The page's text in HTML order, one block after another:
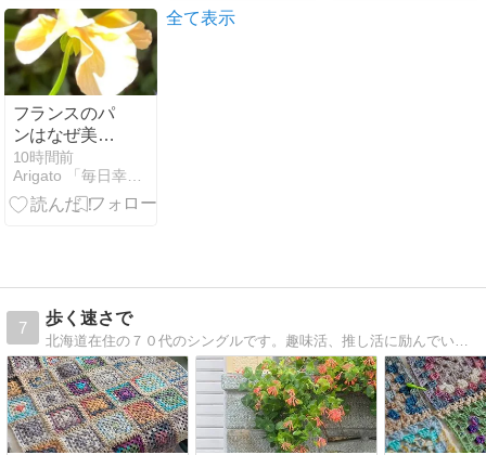
フランスのパ
ンはなぜ美味
しい？ドイツ
のパンもなぜ
美味しい？
10時間前
Arigato 「毎日幸せを感じる」懐かしい曲、思い出、終活
全て表示
7
歩く速さで
北海道在住の７０代のシングルです。趣味活、推し活に励んでいます。